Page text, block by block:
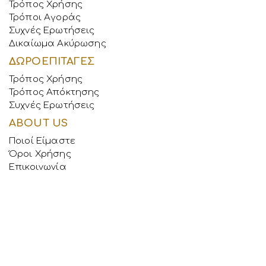
Τρόπος Χρήσης
Τρόποι Αγοράς
Συχνές Ερωτήσεις
Δικαίωμα Ακύρωσης
ΔΩΡΟΕΠΙΤΑΓΕΣ
Τρόπος Χρήσης
Τρόπος Απόκτησης
Συχνές Ερωτήσεις
ABOUT US
Ποιοί Είμαστε
Όροι Χρήσης
Επικοινωνία